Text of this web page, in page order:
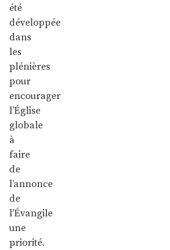
été
développée
dans
les
plénières
pour
encourager
l’Église
globale
à
faire
de
l’annonce
de
l’Évangile
une
priorité.